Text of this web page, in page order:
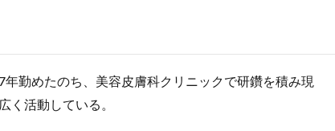
勤めたのち、美容皮膚科クリニックで研鑽を積み現
く活動している。